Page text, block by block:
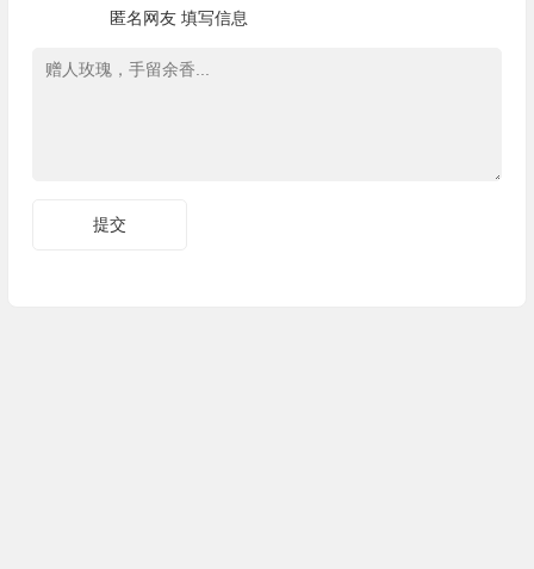
匿名网友 填写信息